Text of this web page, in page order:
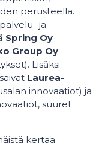
perusteella.
ja
Spring Oy
Group Oy
Lisäksi
Laurea-
innovaatiot) ja
suuret
kertaa